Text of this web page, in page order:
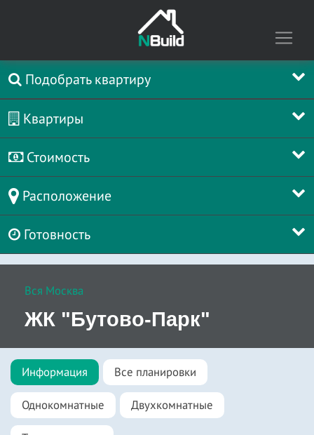
Подобрать квартиру
Квартиры
Стоимость
Расположение
Готовность
Вся Москва
ЖК "Бутово-Парк"
Информация Все планировки
Однокомнатные Двухкомнатные